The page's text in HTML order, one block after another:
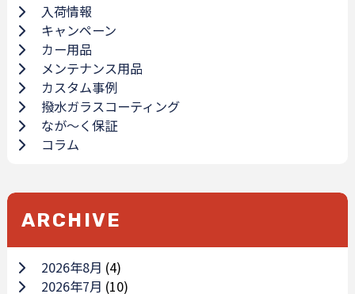
入荷情報
キャンペーン
カー用品
メンテナンス用品
カスタム事例
撥水ガラスコーティング
なが～く保証
コラム
ARCHIVE
2026年8月 (4)
2026年7月 (10)